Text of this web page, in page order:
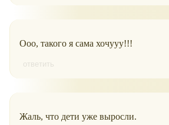
Ооо, такого я сама хочууу!!!
ответить
Жаль, что дети уже выросли.